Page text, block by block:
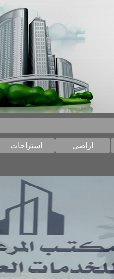
استراحات خدمات